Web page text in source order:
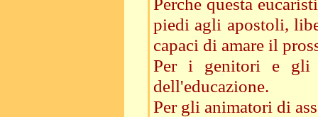
piedi agli apostoli,
capaci di amare il
Per i genitori e gli
dell'educazione.
Per gli animatori di